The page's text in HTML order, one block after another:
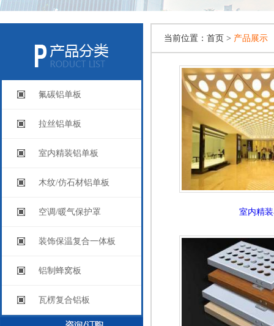
氟碳铝单板
拉丝铝单板
室内精装铝单板
木纹/仿石材铝单板
空调/暖气保护罩
装饰保温复合一体板
铝制蜂窝板
瓦楞复合铝板
当前位置： 首页 > 产品展示
室内精